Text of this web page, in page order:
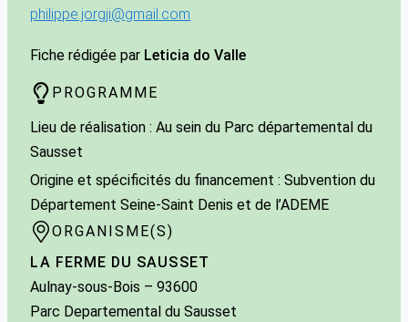
philippe.jorgji@gmail.com
Fiche rédigée par Leticia do Valle
PROGRAMME
Lieu de réalisation : Au sein du Parc départemental du
Sausset
Origine et spécificités du financement : Subvention du
Département Seine-Saint Denis et de l’ADEME
ORGANISME(S)
LA FERME DU SAUSSET
Aulnay-sous-Bois – 93600
Parc Departemental du Sausset